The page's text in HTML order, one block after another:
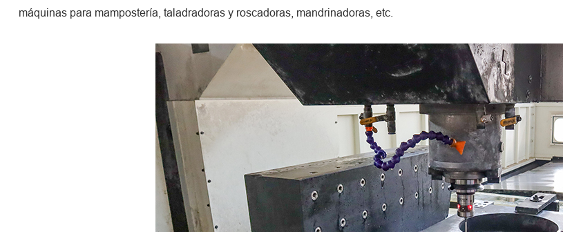
máquinas para mampostería, taladradoras y roscadoras, mandrinadoras, etc.